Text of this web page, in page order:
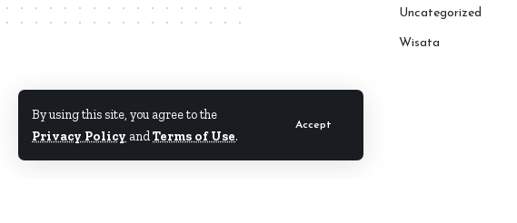
By using this site, you agree to the
Privacy Policy andTerms of Use.
Accept
Uncategorized
Wisata